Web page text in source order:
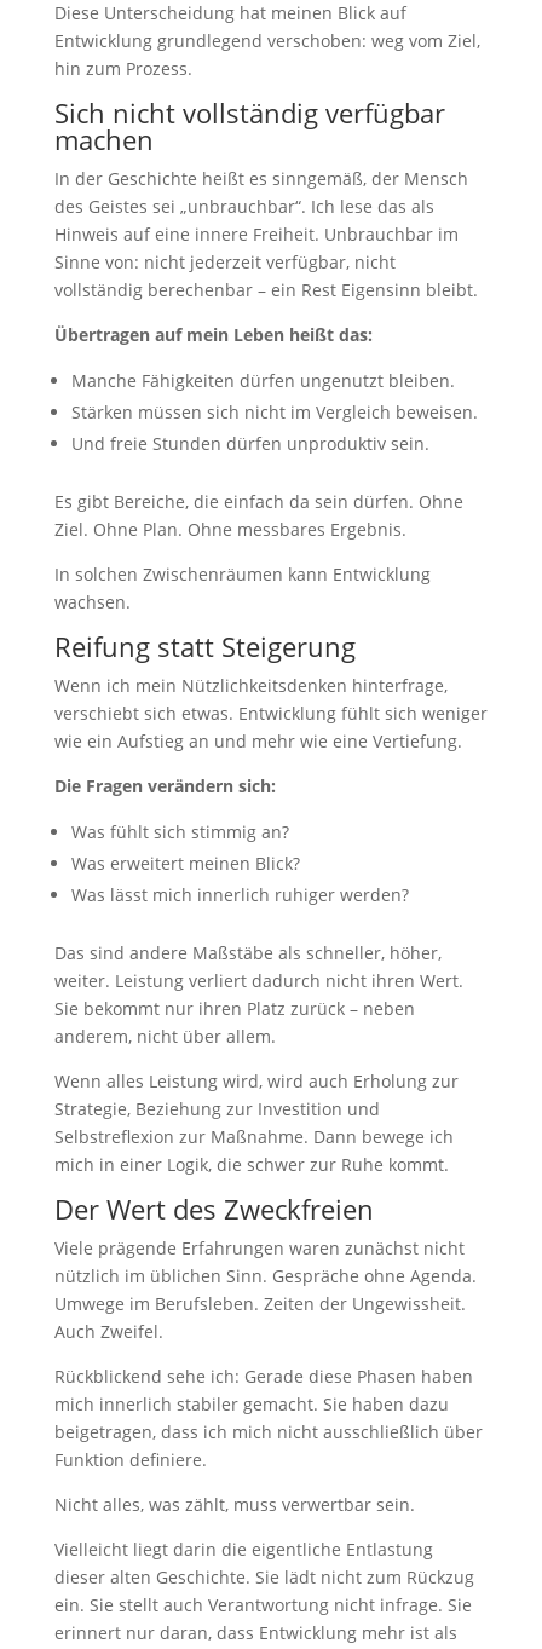
Diese Unterscheidung hat meinen Blick auf
Entwicklung grundlegend verschoben: weg vom Ziel,
hin zum Prozess.
Sich nicht vollständig verfügbar
machen
In der Geschichte heißt es sinngemäß, der Mensch
des Geistes sei „unbrauchbar“. Ich lese das als
Hinweis auf eine innere Freiheit. Unbrauchbar im
Sinne von: nicht jederzeit verfügbar, nicht
vollständig berechenbar – ein Rest Eigensinn bleibt.
Übertragen auf mein Leben heißt das:
Manche Fähigkeiten dürfen ungenutzt bleiben.
Stärken müssen sich nicht im Vergleich beweisen.
Und freie Stunden dürfen unproduktiv sein.
Es gibt Bereiche, die einfach da sein dürfen. Ohne
Ziel. Ohne Plan. Ohne messbares Ergebnis.
In solchen Zwischenräumen kann Entwicklung
wachsen.
Reifung statt Steigerung
Wenn ich mein Nützlichkeitsdenken hinterfrage,
verschiebt sich etwas. Entwicklung fühlt sich weniger
wie ein Aufstieg an und mehr wie eine Vertiefung.
Die Fragen verändern sich:
Was fühlt sich stimmig an?
Was erweitert meinen Blick?
Was lässt mich innerlich ruhiger werden?
Das sind andere Maßstäbe als schneller, höher,
weiter. Leistung verliert dadurch nicht ihren Wert.
Sie bekommt nur ihren Platz zurück – neben
anderem, nicht über allem.
Wenn alles Leistung wird, wird auch Erholung zur
Strategie, Beziehung zur Investition und
Selbstreflexion zur Maßnahme. Dann bewege ich
mich in einer Logik, die schwer zur Ruhe kommt.
Der Wert des Zweckfreien
Viele prägende Erfahrungen waren zunächst nicht
nützlich im üblichen Sinn. Gespräche ohne Agenda.
Umwege im Berufsleben. Zeiten der Ungewissheit.
Auch Zweifel.
Rückblickend sehe ich: Gerade diese Phasen haben
mich innerlich stabiler gemacht. Sie haben dazu
beigetragen, dass ich mich nicht ausschließlich über
Funktion definiere.
Nicht alles, was zählt, muss verwertbar sein.
Vielleicht liegt darin die eigentliche Entlastung
dieser alten Geschichte. Sie lädt nicht zum Rückzug
ein. Sie stellt auch Verantwortung nicht infrage. Sie
erinnert nur daran, dass Entwicklung mehr ist als